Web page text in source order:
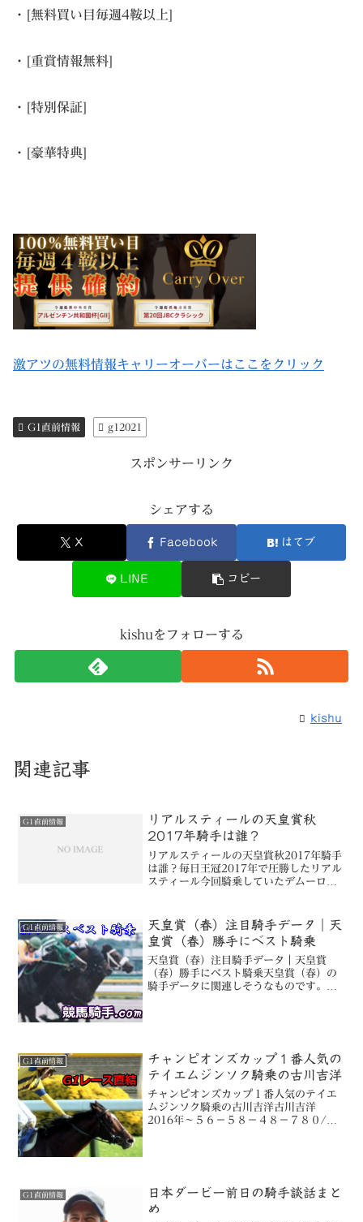
・[無料買い目毎週4鞍以上]
・[重賞情報無料]
・[特別保証]
・[豪華特典]
激アツの無料情報キャリーオーバーはここをクリック
G1直前情報 g12021
スポンサーリンク
シェアする
X Facebook はてブ
LINE コピー
kishuをフォローする
kishu
関連記事
G1直前情報
リアルスティールの天皇賞秋
2017年騎手は誰？
リアルスティールの天皇賞秋2017年騎手
は誰？毎日王冠2017年で圧勝したリアル
スティール今回騎乗していたデムーロは
な騎手リアルスティールムーア →ネオリ
アリズム ルメ...
G1直前情報
天皇賞（春）注目騎手データ｜天
皇賞（春）勝手にベスト騎乗
天皇賞（春）注目騎手データ｜天皇賞
（春）勝手にベスト騎乗天皇賞（春）の
騎手データに関連しそうなものです。・
G1直前情報
チャンピオンズカップ１番人気の
テイエムジンソク騎乗の古川吉洋
チャンピオンズカップ１番人気のテイエ
ムジンソク騎乗の古川吉洋古川吉洋
2016年～５６－５８－４８－７８０/９
G1直前情報
日本ダービー前日の騎手談話まと
め